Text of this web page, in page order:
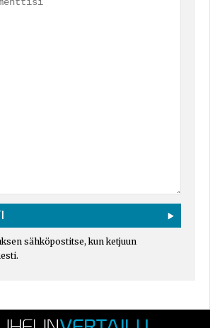
sähköpostitse, kun ketjuun